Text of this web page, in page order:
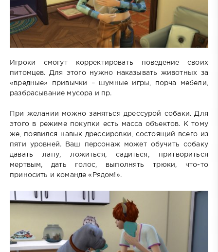
Игроки смогут корректировать поведение своих
питомцев. Для этого нужно наказывать животных за
«вредные» привычки – шумные игры, порча мебели,
разбрасывание мусора и пр.
При желании можно заняться дрессурой собаки. Для
этого в режиме покупки есть масса объектов. К тому
же, появился навык дрессировки, состоящий всего из
пяти уровней. Ваш персонаж может обучить собаку
давать лапу, ложиться, садиться, притвориться
мертвым, дать голос, выполнять трюки, что-то
приносить и команде «Рядом!».